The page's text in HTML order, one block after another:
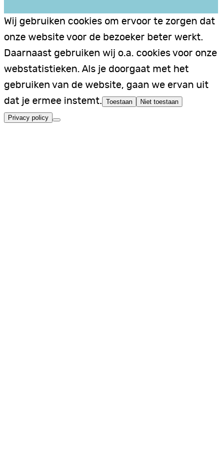
Wij gebruiken cookies om ervoor te zorgen dat
onze website voor de bezoeker beter werkt.
Daarnaast gebruiken wij o.a. cookies voor onze
webstatistieken. Als je doorgaat met het
gebruiken van de website, gaan we ervan uit
dat je ermee instemt. Toestaan Niet toestaan
Privacy policy